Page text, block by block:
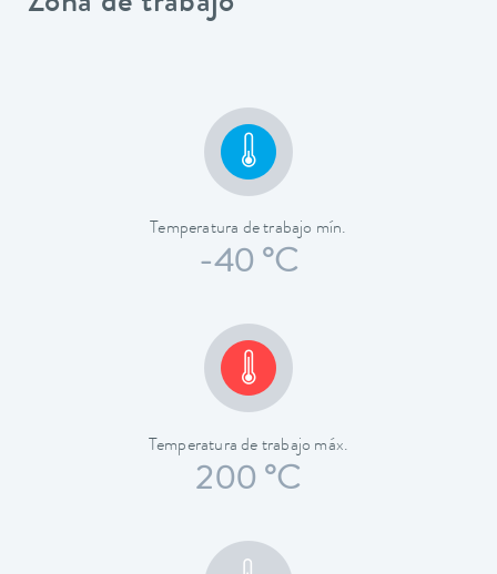
Temperatura de trabajo mín.
-40 °C
Temperatura de trabajo máx.
200 °C